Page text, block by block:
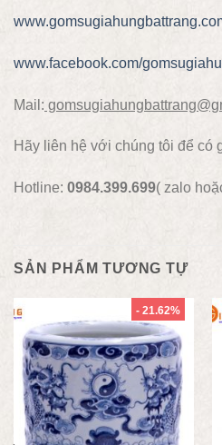
www.facebook.com/
Mail:
Hãy liên hệ với chúng tôi để có
Hotline: 0984.399.699( zalo
SẢN PHẨM TƯƠNG TỰ
- 21.62%